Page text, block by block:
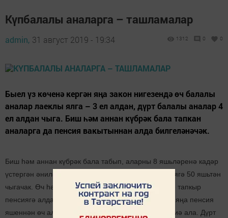
Күпбалалы аналарга – ташламалар
admin, 31 август 2019 - 19:34 1312 0 0
Быел үз көченә кергән яңа закон нигезендә өч балалы
аналар лаеклы ялга – 3 ел алдан, дүрт балалы аналар 4
ел алдан чыга. Биш һәм аннан күбрәк бала тапкан
аналарга да пенсия вакытыннан алда билгеләнәчәк.
Биш һәм аннан күбрәк бала табып, аларны 8 яшьләренә кадәр
үстергән әниләр бүгенге кебек алга таба да пенсиягә 50 яшьтән
чыгачак. Өч һәм дүрт бала тапкан аналар беренче тапкыр
пенсиягә алдан чыгу хокукы алды. Өч балалы ана яңа пенсия
яшеннән өч алда, ягъни 57 яшьтә лаеклы ялга китиә ала. Дүрт